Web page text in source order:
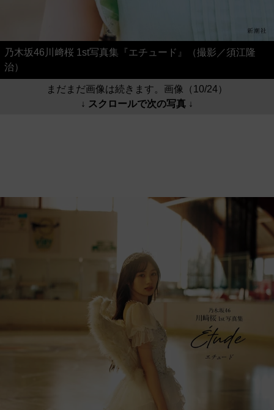
乃木坂46川﨑桜 1st写真集『エチュード』（撮影／須江隆
治）
まだまだ画像は続きます。画像（10/24）
↓ スクロールで次の写真 ↓